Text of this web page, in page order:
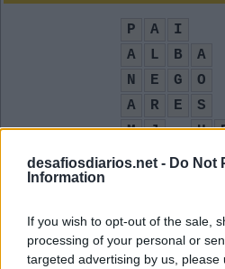
desafiosdiarios.net - Do Not
Information
If you wish to opt-out of the sale,
processing of your personal or
targeted advertising by us, please
P A
I
A
L B
A
N
E G
O
A
R E S
M
J U
G
A Assembleia Legislativa do Rio